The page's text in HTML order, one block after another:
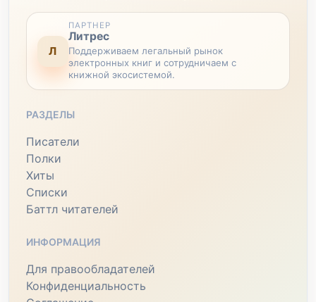
Л
ПАРТНЕР
Литрес
Поддерживаем легальный рынок
электронных книг и сотрудничаем с
книжной экосистемой.
РАЗДЕЛЫ
Писатели
Полки
Хиты
Списки
Баттл читателей
ИНФОРМАЦИЯ
Для правообладателей
Конфиденциальность